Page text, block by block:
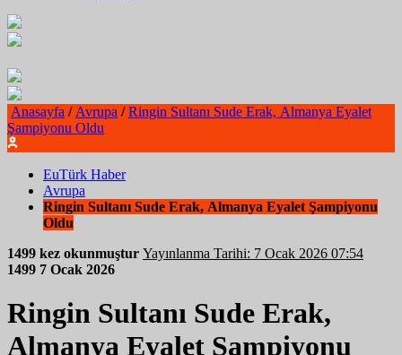
Anasayfa / Avrupa / Ringin Sultanı Sude Erak, Almanya Eyalet
Şampiyonu Oldu
EuTürk Haber
Avrupa
Ringin Sultanı Sude Erak, Almanya Eyalet Şampiyonu
Oldu
1499 kez okunmuştur
Yayınlanma Tarihi: 7 Ocak 2026 07:54
1499 7 Ocak 2026
Ringin Sultanı Sude Erak,
Almanya Eyalet Şampiyonu